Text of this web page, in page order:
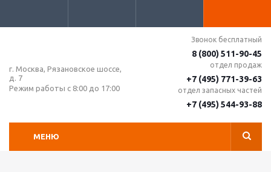
г. Москва, Рязановское шоссе,
д. 7
Режим работы с 8:00 до 17:00
Звонок бесплатный
8 (800) 511-90-45
отдел продаж
+7 (495) 771-39-63
отдел запасных частей
+7 (495) 544-93-88
МЕНЮ